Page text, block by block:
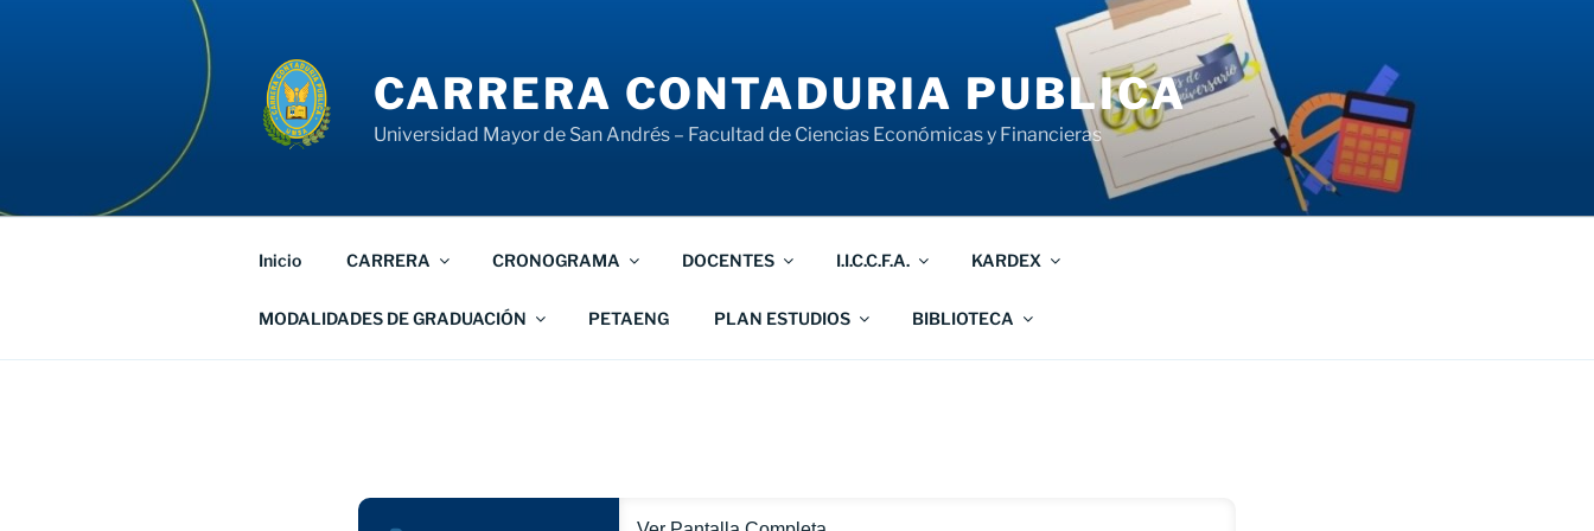
CARRERA CONTADURIA PUBLICA
Universidad Mayor de San Andrés – Facultad de Ciencias Económicas y Financieras
Inicio CARRERA CRONOGRAMA DOCENTES I.I.C.C.F.A. KARDEX
MODALIDADES DE GRADUACIÓN PETAENG PLAN ESTUDIOS BIBLIOTECA